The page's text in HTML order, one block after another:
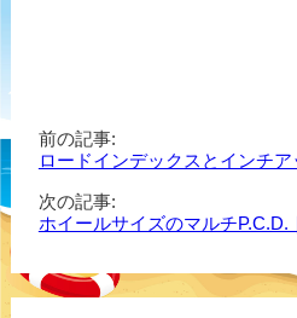
前の記事:
ロードインデックスとインチ
次の記事:
ホイールサイズのマルチ